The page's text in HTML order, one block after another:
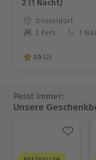
2 (1 Nacht)
Standort
Düsseldorf
Anzahl der
2 Pers. 1
3.5 von 5 Sternen
3.5 (2)
Passt immer:
Unsere